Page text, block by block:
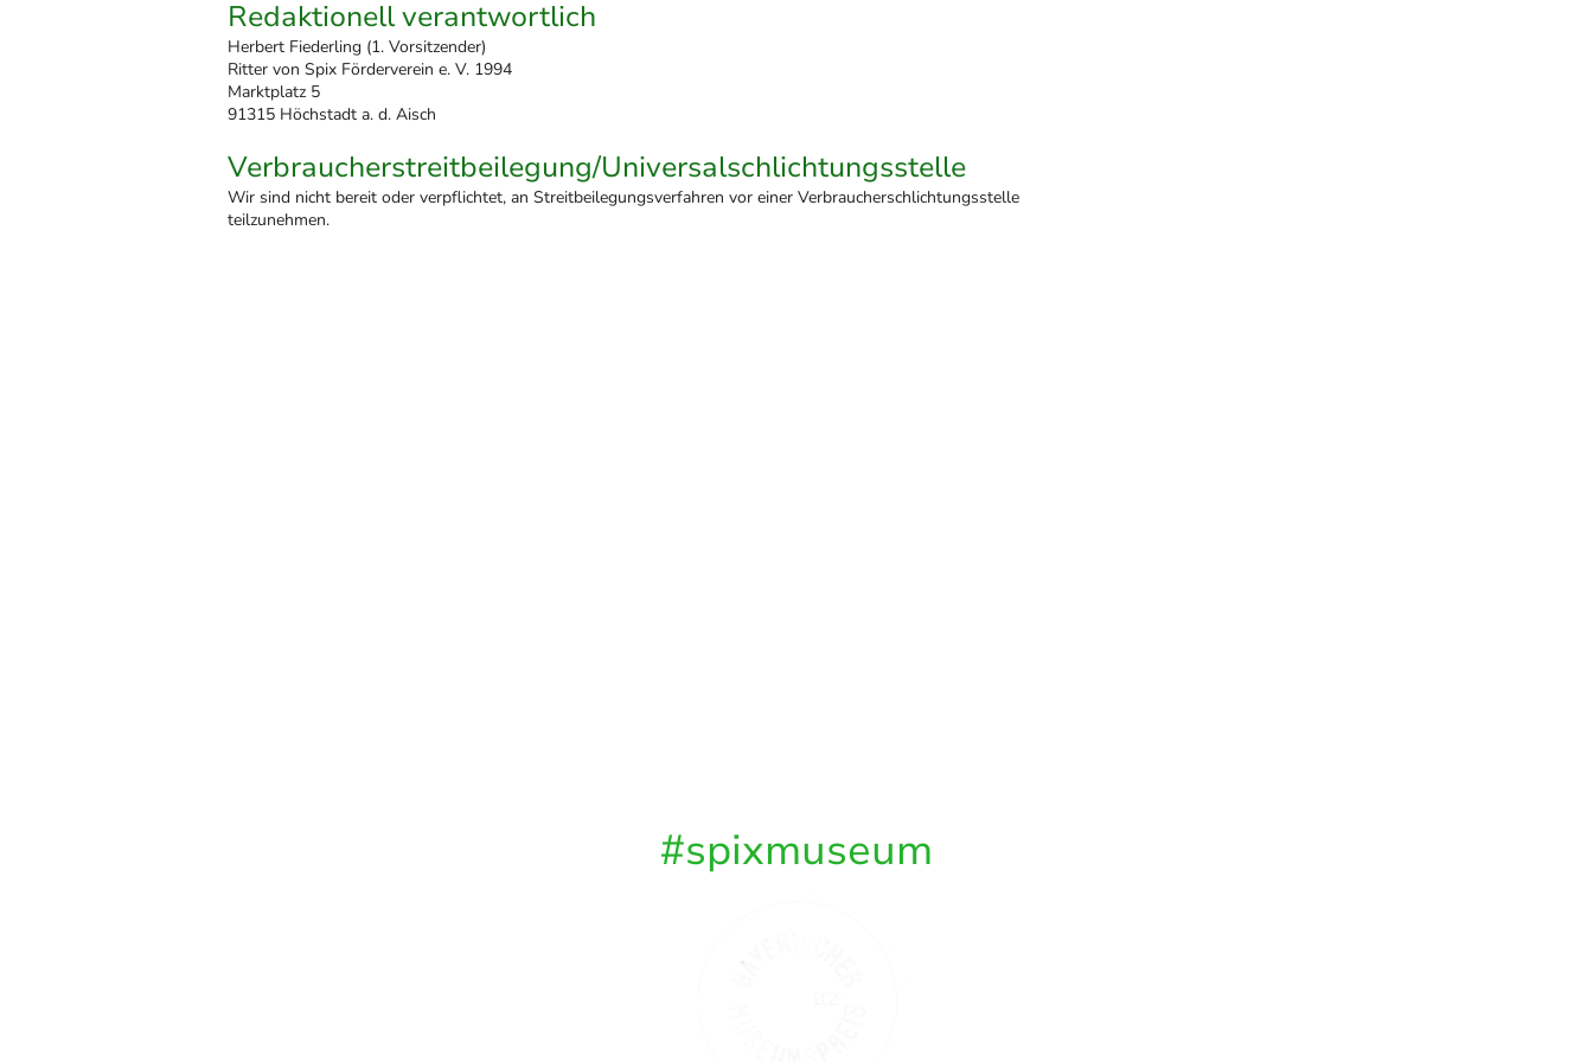
Redaktionell verantwortlich
Herbert Fiederling (1. Vorsitzender)
Ritter von Spix Förderverein e. V. 1994
Marktplatz 5
91315 Höchstadt a. d. Aisch
Verbraucher­streit­beilegung/Universal­schlichtungs­stelle
Wir sind nicht bereit oder verpflichtet, an Streitbeilegungsverfahren vor einer Verbraucherschlichtungsstelle
teilzunehmen.
#spixmuseum